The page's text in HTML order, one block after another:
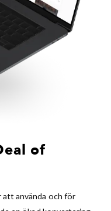
of
att använda och för